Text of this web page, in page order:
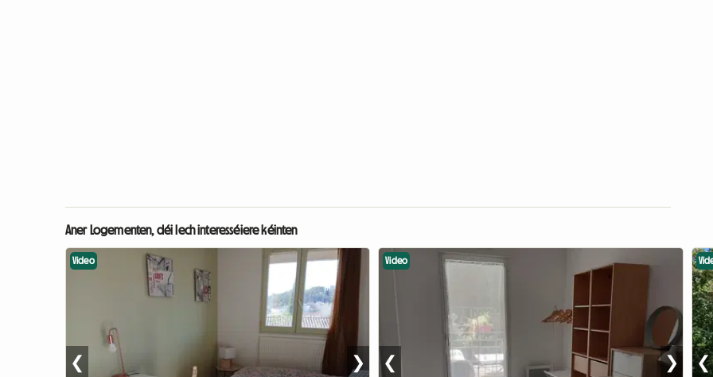
Aner Logementen, déi Iech interesséiere kéinten
Video
❮ ❯
Video
❮ ❯ ❮